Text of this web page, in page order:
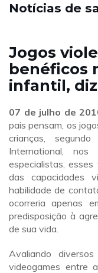
Notícias de
Jogos
benéficos
infantil,
07 de julho de
pais pensam, os
crianças,
International,
especialistas,
das capacidades
habilidade de
ocorreria apenas
predisposição à
de sua vida.
Avaliando
videogames entre